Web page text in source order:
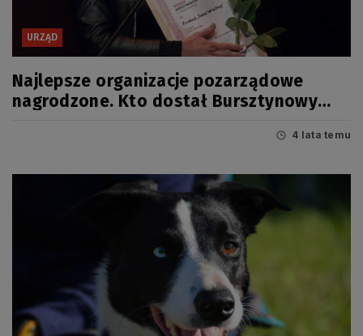
URZĄD
Najlepsze organizacje pozarządowe
nagrodzone. Kto dostał Bursztynowy
4 lata temu